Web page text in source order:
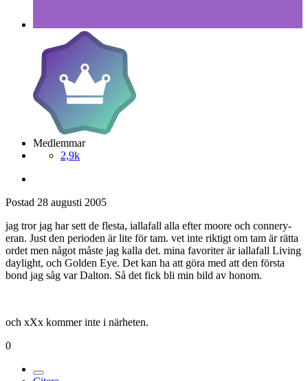
Medlemmar
2,9k
Postad 28 augusti 2005
jag tror jag har sett de flesta, iallafall alla efter moore och connery-
eran. Just den perioden är lite för tam. vet inte riktigt om tam är rätta
ordet men något måste jag kalla det. mina favoriter är iallafall Living
daylight, och Golden Eye. Det kan ha att göra med att den första
bond jag såg var Dalton. Så det fick bli min bild av honom.
och xXx kommer inte i närheten.
0